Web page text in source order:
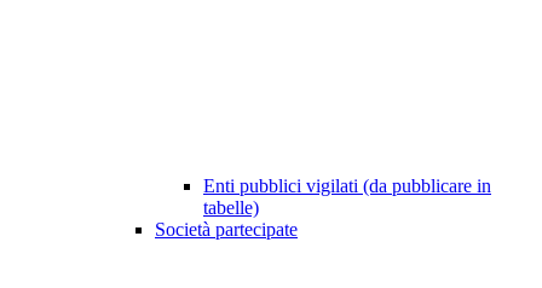
Enti pubblici vigilati (da pubblicare in
tabelle)
Società partecipate